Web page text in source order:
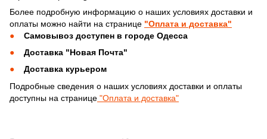
Более подробную информацию о наших условиях доставки и
оплаты можно найти на странице "Оплата и доставка"
Самовывоз доступен в городе Одесса
Доставка "Новая Почта"
Доставка курьером
Подробные сведения о наших условиях доставки и оплаты
доступны на странице "Оплата и доставка"